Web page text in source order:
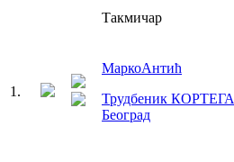
Такмичар
1 .
МаркоАнтић
Трудбеник КОРТЕГА
Београд